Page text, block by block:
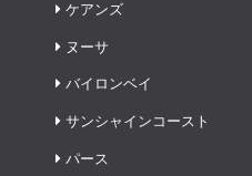
ケアンズ
ヌーサ
バイロンベイ
サンシャインコースト
パース